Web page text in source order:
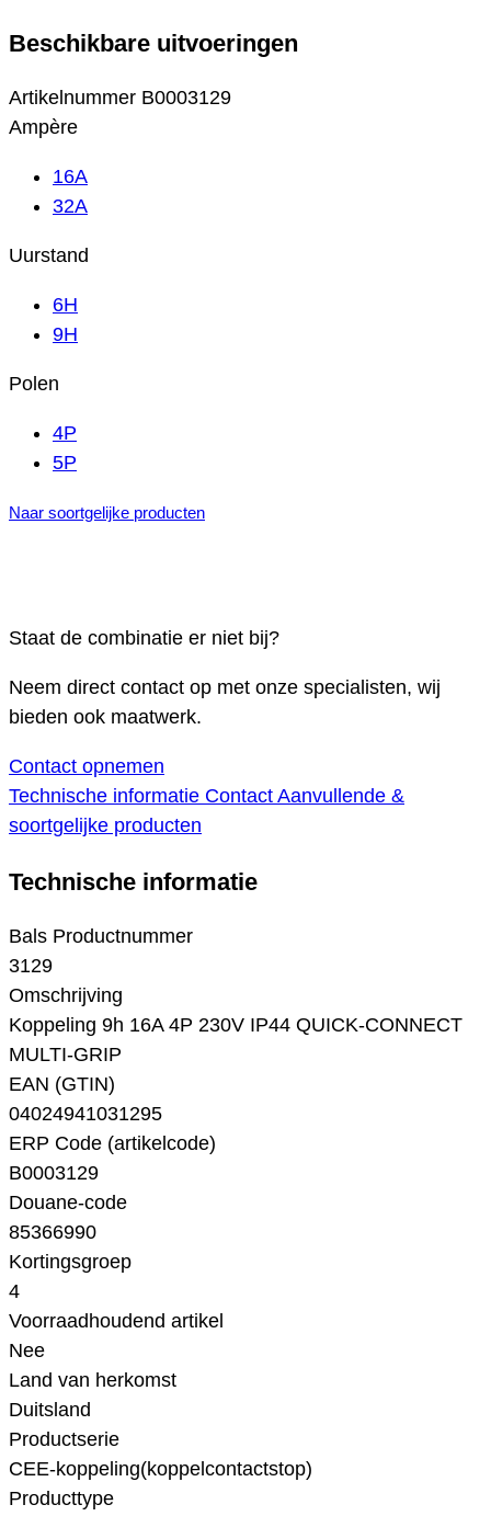
Beschikbare uitvoeringen
Artikelnummer B0003129
Ampère
16A
32A
Uurstand
6H
9H
Polen
4P
5P
Naar soortgelijke producten
Staat de combinatie er niet bij?
Neem direct contact op met onze specialisten, wij
bieden ook maatwerk.
Contact opnemen
Technische informatie Contact Aanvullende &
soortgelijke producten
Technische informatie
Bals Productnummer
3129
Omschrijving
Koppeling 9h 16A 4P 230V IP44 QUICK-CONNECT
MULTI-GRIP
EAN (GTIN)
04024941031295
ERP Code (artikelcode)
B0003129
Douane-code
85366990
Kortingsgroep
4
Voorraadhoudend artikel
Nee
Land van herkomst
Duitsland
Productserie
CEE-koppeling(koppelcontactstop)
Producttype